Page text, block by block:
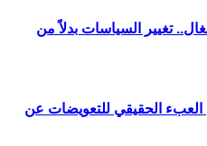
الحقيقي للتعويضات عن
تغيير السياسات بدلاً من